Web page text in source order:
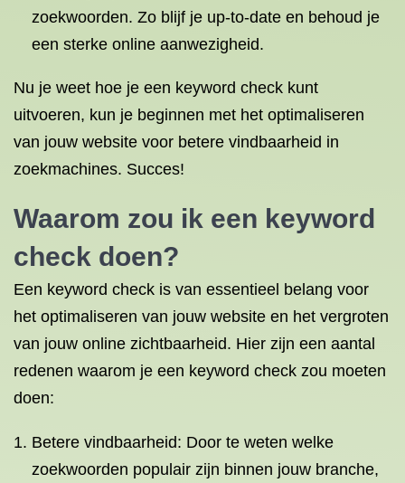
zoekwoorden. Zo blijf je up-to-date en behoud je
een sterke online aanwezigheid.
Nu je weet hoe je een keyword check kunt
uitvoeren, kun je beginnen met het optimaliseren
van jouw website voor betere vindbaarheid in
zoekmachines. Succes!
Waarom zou ik een keyword
check doen?
Een keyword check is van essentieel belang voor
het optimaliseren van jouw website en het vergroten
van jouw online zichtbaarheid. Hier zijn een aantal
redenen waarom je een keyword check zou moeten
doen:
Betere vindbaarheid: Door te weten welke
zoekwoorden populair zijn binnen jouw branche,